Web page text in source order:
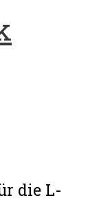
die L-